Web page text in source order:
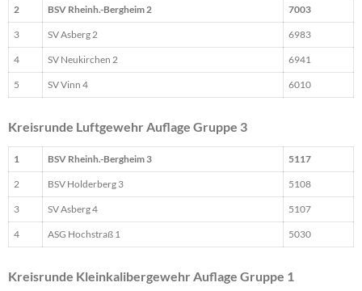
2 BSV Rheinh.-Bergheim 2 7003
3 SV Asberg 2 6983
4 SV Neukirchen 2 6941
5 SV Vinn 4 6010
Kreisrunde Luftgewehr Auflage Gruppe 3
1 BSV Rheinh.-Bergheim 3 5117
2 BSV Holderberg 3 5108
3 SV Asberg 4 5107
4 ASG Hochstraß 1 5030
Kreisrunde Kleinkalibergewehr Auflage Gruppe 1